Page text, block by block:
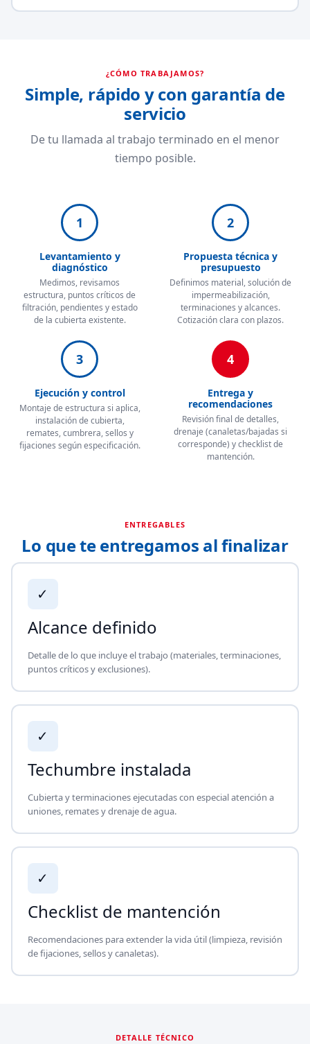
¿CÓMO TRABAJAMOS?
Simple, rápido y con garantía de
servicio
De tu llamada al trabajo terminado en el menor
tiempo posible.
1
Levantamiento y
diagnóstico
Medimos, revisamos
estructura, puntos críticos de
filtración, pendientes y estado
de la cubierta existente.
2
Propuesta técnica y
presupuesto
Definimos material, solución de
impermeabilización,
terminaciones y alcances.
Cotización clara con plazos.
3
Ejecución y control
Montaje de estructura si aplica,
instalación de cubierta,
remates, cumbrera, sellos y
fijaciones según especificación.
4
Entrega y
recomendaciones
Revisión final de detalles,
drenaje (canaletas/bajadas si
corresponde) y checklist de
mantención.
ENTREGABLES
Lo que te entregamos al finalizar
✓
Alcance definido
Detalle de lo que incluye el trabajo (materiales, terminaciones,
puntos críticos y exclusiones).
✓
Techumbre instalada
Cubierta y terminaciones ejecutadas con especial atención a
uniones, remates y drenaje de agua.
✓
Checklist de mantención
Recomendaciones para extender la vida útil (limpieza, revisión
de fijaciones, sellos y canaletas).
DETALLE TÉCNICO